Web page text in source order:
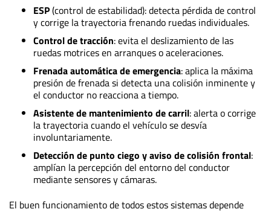
ESP(control de estabilidad): detecta pérdida de control
y corrige la trayectoria frenando ruedas individuales.
Control de tracción: evita el deslizamiento de las
ruedas motrices en arranques o aceleraciones.
Frenada automática de emergencia: aplica la máxima
presión de frenada si detecta una colisión inminente y
el conductor no reacciona a tiempo.
Asistente de mantenimiento de carril: alerta o corrige
la trayectoria cuando el vehículo se desvía
involuntariamente.
Detección de punto ciego y aviso de colisión frontal:
amplían la percepción del entorno del conductor
mediante sensores y cámaras.
El buen funcionamiento de todos estos sistemas depende